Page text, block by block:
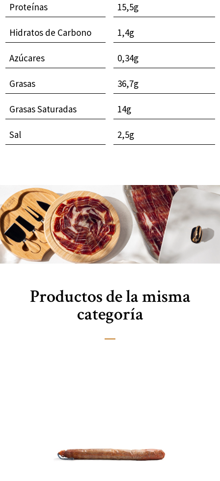
Proteínas 15,5g
Hidratos de Carbono 1,4g
Azúcares 0,34g
Grasas 36,7g
Grasas Saturadas 14g
Sal 2,5g
Productos de la misma
categoría